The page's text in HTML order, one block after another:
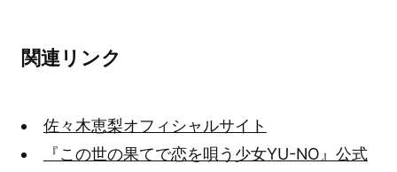
関連リンク
佐々木恵梨オフィシャルサイト
『この世の果てで恋を唄う少女YU-NO』公式